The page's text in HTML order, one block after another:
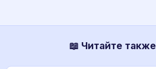
📖 Читайте также